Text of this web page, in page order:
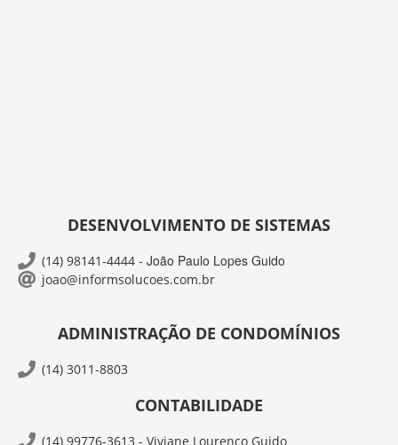
DESENVOLVIMENTO DE SISTEMAS
(14) 98141-4444 - João Paulo Lopes Guido
joao@informsolucoes.com.br
ADMINISTRAÇÃO DE CONDOMÍNIOS
(14) 3011-8803
CONTABILIDADE
(14) 99776-3613 - Viviane Lourenço Guido